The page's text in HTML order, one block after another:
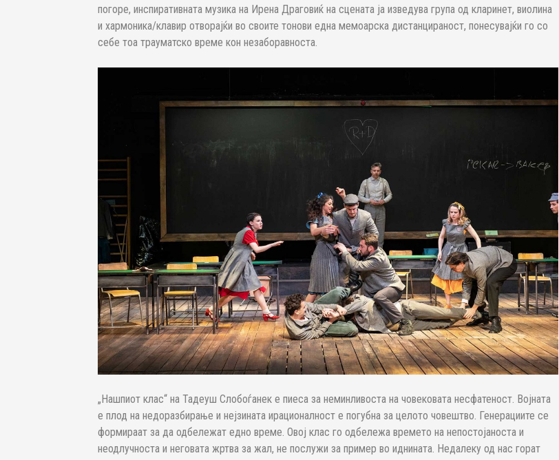
погоре, инспиративната музика на Ирена Драговиќ на сцената ја изведува група од кларинет, виолина
и хармоника/клавир отворајќи во своите тонови една мемоарска дистанцираност, понесувајќи го со
себе тоа трауматско време кон незаборавноста.
„Нашпиот клас“ на Тадеуш Слобоѓанек е пиеса за неминливоста на човековата несфатеност. Војната
е плод на недоразбирање и нејзината ирационалност е погубна за целото човештво. Генерациите се
формираат за да одбележат едно време. Овој клас го одбележа времето на непостојаноста и
неодлучноста и неговата жртва за жал, не послужи за пример во иднината. Недалеку од нас горат